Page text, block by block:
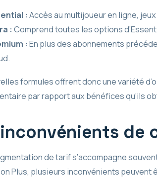
: Accès au multijoueur en ligne,
: Comprend toutes les options
: En plus des abonnements
formules offrent donc une variété
par rapport aux bénéfices qu’ils
de tarif s’accompagne
Plus, plusieurs inconvénients peuvent